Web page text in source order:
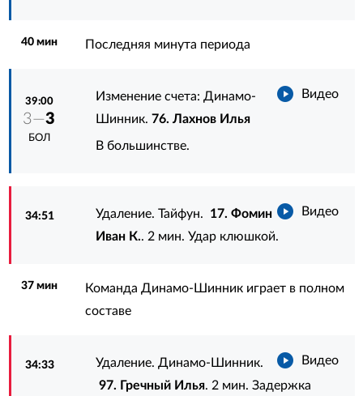
40 мин Последняя минута периода
39:00
3—3
БОЛ
Видео
Изменение счета: Динамо-
Шинник.76. Лахнов Илья
В большинстве.
34:51 Видео
Удаление. Тайфун. 17. Фомин
Иван К.. 2 мин. Удар клюшкой.
37 мин
Команда Динамо-Шинник играет в полном
составе
34:33 Видео
Удаление. Динамо-Шинник.
97. Гречный Илья. 2 мин. Задержка